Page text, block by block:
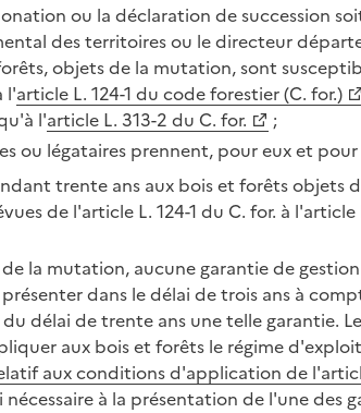
ou la déclaration de succession
des territoires ou le directeur
objets de la mutation, sont
l'article L. 124-1 du code forestier (C. for.)
l'article L. 313-2 du C. for.
;
ou légataires prennent, pour eux et
trente ans aux bois et forêts objets
de l'article L. 124-1 du C. for. à
la mutation, aucune garantie de
dans le délai de trois ans à
délai de trente ans une telle garantie.
aux bois et forêts le régime
aux conditions d'application de
à la présentation de l'une des